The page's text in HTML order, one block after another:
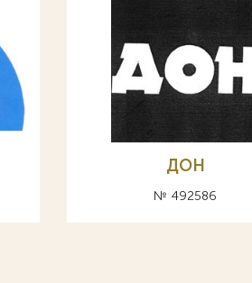
ДОН
№ 492586